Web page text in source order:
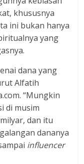
khususnya
ini bukan hanya
yang
dana yang
Alfatih
“Mungkin
di musim
dan itu
dananya
influencer